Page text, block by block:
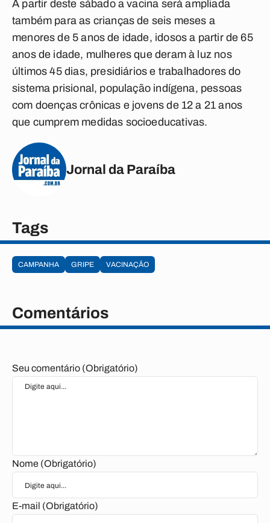
A partir deste sábado a vacina será ampliada
também para as crianças de seis meses a
menores de 5 anos de idade, idosos a partir de 65
anos de idade, mulheres que deram à luz nos
últimos 45 dias, presidiários e trabalhadores do
sistema prisional, população indígena, pessoas
com doenças crônicas e jovens de 12 a 21 anos
que cumprem medidas socioeducativas.
Jornal da Paraíba
Tags
CAMPANHA GRIPE VACINAÇÃO
Comentários
Seu comentário (Obrigatório)
Nome (Obrigatório)
E-mail (Obrigatório)